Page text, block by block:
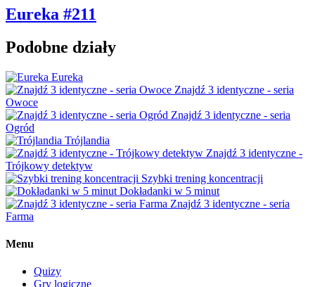
Eureka #211
Podobne działy
Eureka
Znajdź 3 identyczne - seria
Owoce
Znajdź 3 identyczne - seria
Ogród
Trójlandia
Znajdź 3 identyczne -
Trójkowy detektyw
Szybki trening koncentracji
Dokładanki w 5 minut
Znajdź 3 identyczne - seria
Farma
Menu
Quizy
Gry logiczne